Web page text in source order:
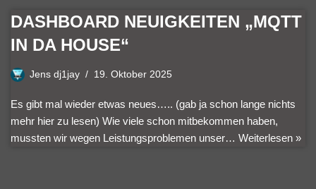
DASHBOARD NEUIGKEITEN „MQTT
IN DA HOUSE“
Jens dj1jay 19. Oktober 2025
Es gibt mal wieder etwas neues….. (gab ja schon lange nichts
mehr hier zu lesen) Wie viele schon mitbekommen haben,
mussten wir wegen Leistungsproblemen unser… Weiterlesen »